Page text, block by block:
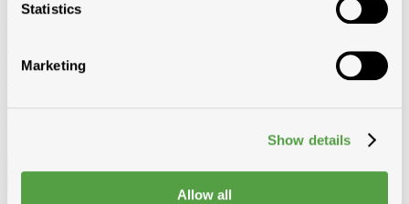
Statistics
Marketing
Show details
Allow all
Autre planchettes
OSB
Multiplex et Elliotis
MDF